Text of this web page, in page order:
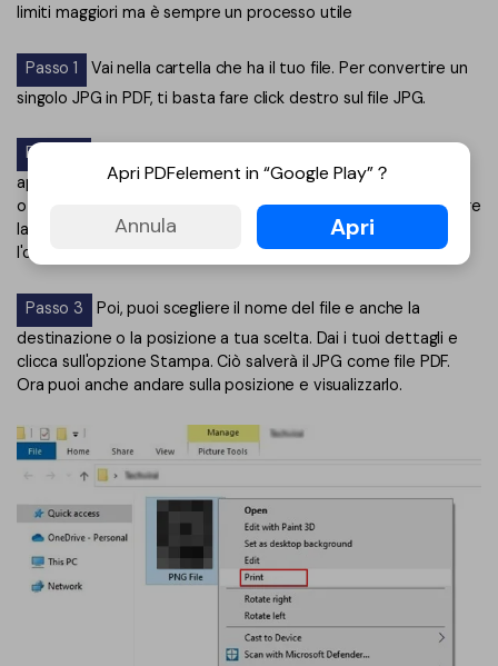
limiti maggiori ma è sempre un processo utile
Passo 1
Vai nella cartella che ha il tuo file. Per convertire un
singolo JPG in PDF, ti basta fare click destro sul file JPG.
Passo 2
aprire il file JPG per visualizzarlo e dopo clicca su Ctrl+P. Poi,
otterrai una lista di opzioni come menu a tendina per scegliere
la tua stampante. Visto che qui non vuoi stampare, scegli
l'opzione "Microsoft Print to PDF" dalla lista.
Passo 3
Poi, puoi scegliere il nome del file e anche la
destinazione o la posizione a tua scelta. Dai i tuoi dettagli e
clicca sull'opzione Stampa. Ciò salverà il JPG come file PDF.
Ora puoi anche andare sulla posizione e visualizzarlo.
Apri PDFelement in “Google Play”？
Annula Apri